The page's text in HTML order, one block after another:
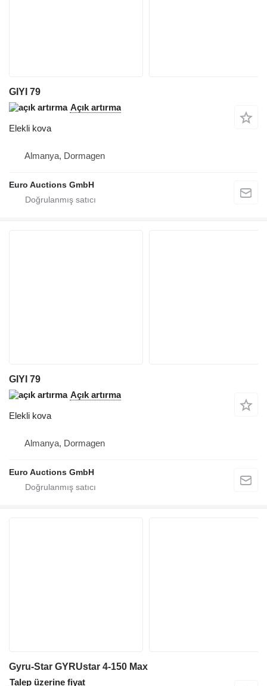
GIYI 79
Açık artırma
Elekli kova
Almanya, Dormagen
Euro Auctions GmbH
GIYI 79
Açık artırma
Elekli kova
Almanya, Dormagen
Euro Auctions GmbH
Gyru-Star GYRUstar 4-150 Max
Talep üzerine fiyat